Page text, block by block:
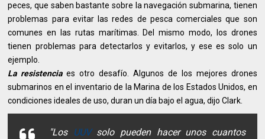
peces, que saben bastante sobre la navegación submarina, tienen
problemas para evitar las redes de pesca comerciales que son
comunes en las rutas marítimas. Del mismo modo, los drones
tienen problemas para detectarlos y evitarlos, y ese es solo un
ejemplo.
La resistenciaes otro desafío. Algunos de los mejores drones
submarinos en el inventario de la Marina de los Estados Unidos, en
condiciones ideales de uso, duran un día bajo el agua, dijo Clark.
"Los UUVsolo pueden hacer unos cuantos